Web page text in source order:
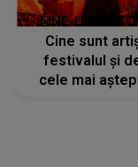
LINE-UP
Cine sunt
festivalul și
cele mai